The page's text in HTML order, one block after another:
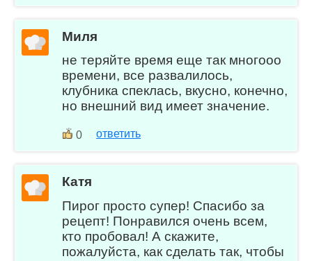
Миля
не теряйте время еще так многооо
времени, все развалилось,
клубника спеклась, вкусно, конечно,
но внешний вид имеет значение.
0 ответить
Катя
Пирог просто супер! Спасибо за
рецепт! Понравился очень всем,
кто пробовал! А скажите,
пожалуйста, как сделать так, чтобы